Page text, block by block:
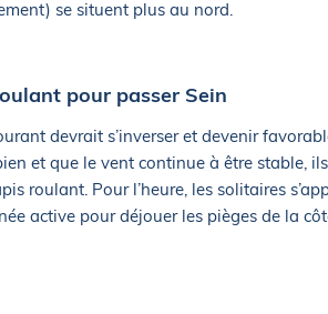
se situent plus au nord.
pour passer Sein
devrait s’inverser et devenir
et que le vent continue à être stable,
roulant. Pour l’heure, les solitaires
active pour déjouer les pièges de la